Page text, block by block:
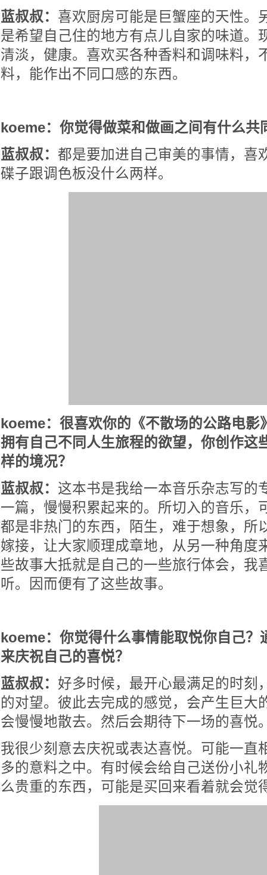
蓝叔叔： 喜欢厨房可能是巨蟹座的天性。
是希望自己住的地方有点儿自家的味道。
清淡，健康。喜欢买各种香料和调味料，
料，能作出不同口感的东西。
koeme：你觉得做菜和做画之间有什么共
蓝叔叔： 都是要加进自己审美的事情，喜
碟子跟调色板没什么两样。
koeme：很喜欢你的《不散场的公路电影
拥有自己不同人生旅程的欲望，你创作这
样的境况？
蓝叔叔： 这本书是我给一本音乐杂志写的
一篇，慢慢积累起来的。所切入的音乐，
都是非热门的东西，陌生，难于想象，所
嫁接，让大家顺理成章地，从另一种角度
些故事大抵就是自己的一些旅行体会，我
听。因而便有了这些故事。
koeme：你觉得什么事情能取悦你自己？
来庆祝自己的喜悦？
蓝叔叔： 好多时候，最开心最满足的时刻
的对望。彼此去完成的感觉，会产生巨大
会慢慢地散去。然后会期待下一场的喜悦
我很少刻意去庆祝或表达喜悦。可能一直
多的意料之中。有时候会给自己送份小礼
么贵重的东西，可能是买回来看着就会觉